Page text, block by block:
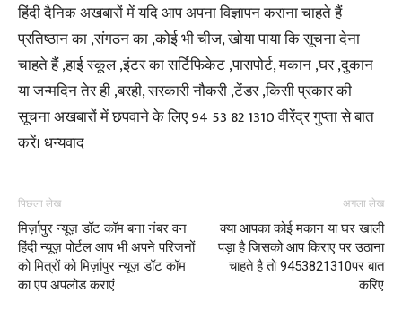
हिंदी दैनिक अखबारों में यदि आप अपना विज्ञापन कराना चाहते हैं
प्रतिष्ठान का ,संगठन का ,कोई भी चीज, खोया पाया कि सूचना देना
चाहते हैं ,हाई स्कूल ,इंटर का सर्टिफिकेट ,पासपोर्ट, मकान ,घर ,दुकान
या जन्मदिन तेर ही ,बरही, सरकारी नौकरी ,टेंडर ,किसी प्रकार की
सूचना अखबारों में छपवाने के लिए 94 53 82 1310 वीरेंद्र गुप्ता से बात
करें। धन्यवाद
पिछला लेख
मिर्ज़ापुर न्यूज़ डॉट कॉम बना नंबर वन
हिंदी न्यूज़ पोर्टल आप भी अपने परिजनों
को मित्रों को मिर्ज़ापुर न्यूज़ डॉट कॉम
का एप अपलोड कराएं
अगला लेख
क्या आपका कोई मकान या घर खाली
पड़ा है जिसको आप किराए पर उठाना
चाहते है तो 9453821310पर बात
करिए